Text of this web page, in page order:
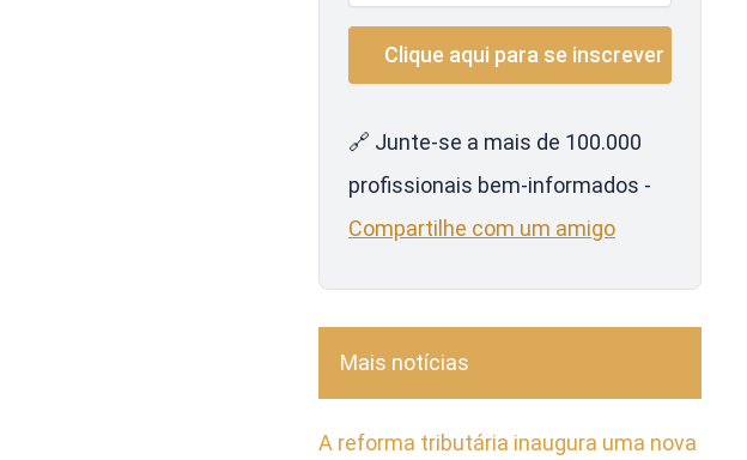
🔗 Junte-se a mais de 100.000
profissionais bem-informados -
Compartilhe com um amigo
Mais notícias
A reforma tributária inaugura uma nova